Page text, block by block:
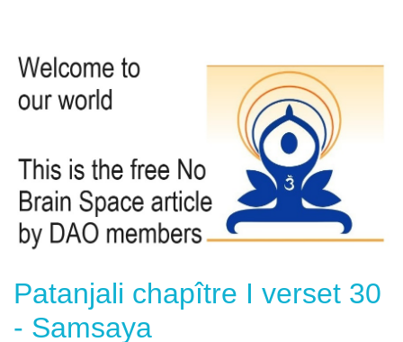
Patanjali chapître I verset 30
- Samsaya